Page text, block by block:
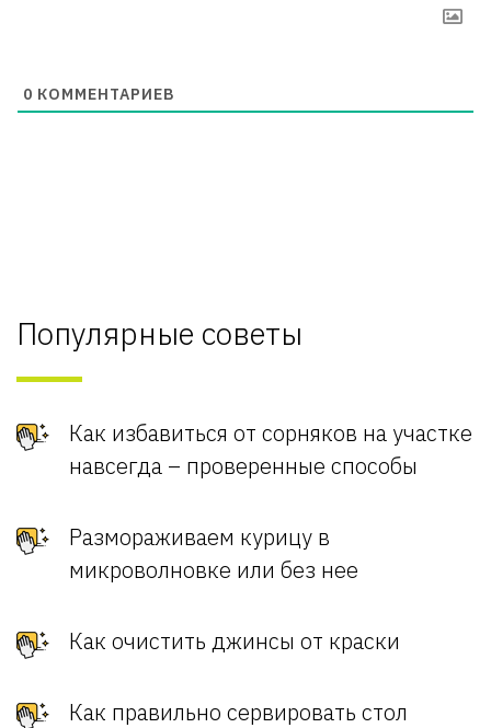
0 КОММЕНТАРИЕВ
Популярные советы
Как избавиться от сорняков на участке
навсегда – проверенные способы
Размораживаем курицу в
микроволновке или без нее
Как очистить джинсы от краски
Как правильно сервировать стол